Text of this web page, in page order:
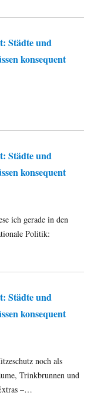
Städte und
konsequent
Städte und
konsequent
ich gerade in den
Politik:
Städte und
konsequent
noch als
Trinkbrunnen und
–…